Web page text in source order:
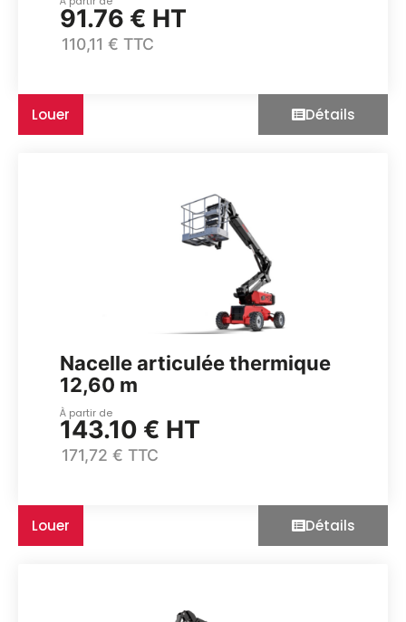
91.76 € HT
110,11 € TTC
Louer Détails
Nacelle articulée thermique
12,60 m
À partir de
143.10 € HT
171,72 € TTC
Louer Détails